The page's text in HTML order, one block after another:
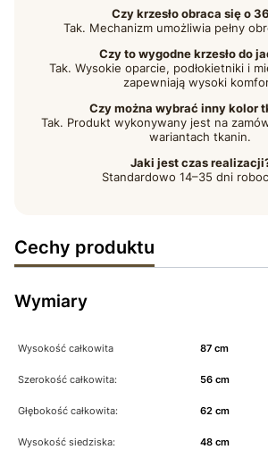
Czy krzesło obraca się o
Tak. Mechanizm umożliwia pełny
Czy to wygodne krzesło do
Tak. Wysokie oparcie, podłokietniki i
zapewniają wysoki
Czy można wybrać inny kolor
Tak. Produkt wykonywany jest na
wariantach tkanin.
Jaki jest czas
Standardowo 14–35 dni
Cechy produktu
Wymiary
Wysokość całkowita 87 cm
Szerokość całkowita: 56 cm
Głębokość całkowita: 62 cm
Wysokość siedziska: 48 cm